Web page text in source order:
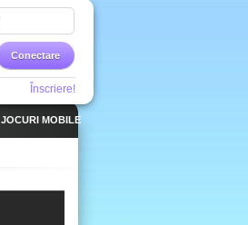
Conectare
Înscriere!
JOCURI MOBILE